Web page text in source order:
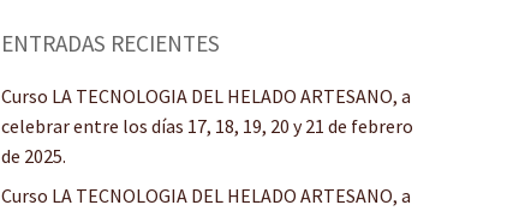
ENTRADAS RECIENTES
Curso LA TECNOLOGIA DEL HELADO ARTESANO, a
celebrar entre los días 17, 18, 19, 20 y 21 de febrero
de 2025.
Curso LA TECNOLOGIA DEL HELADO ARTESANO, a